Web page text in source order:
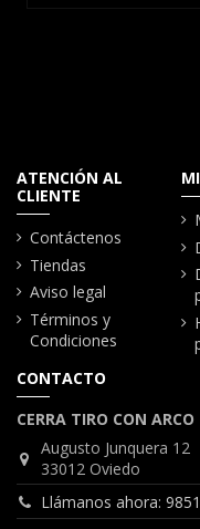
ATENCIÓN AL
CLIENTE
Contáctenos
Tiendas
Aviso legal
Términos y
Condiciones
CONTACTO
CERRA TIRO CON ARCO
Augusto Junquera 12
33012 Oviedo
Llámanos ahora: